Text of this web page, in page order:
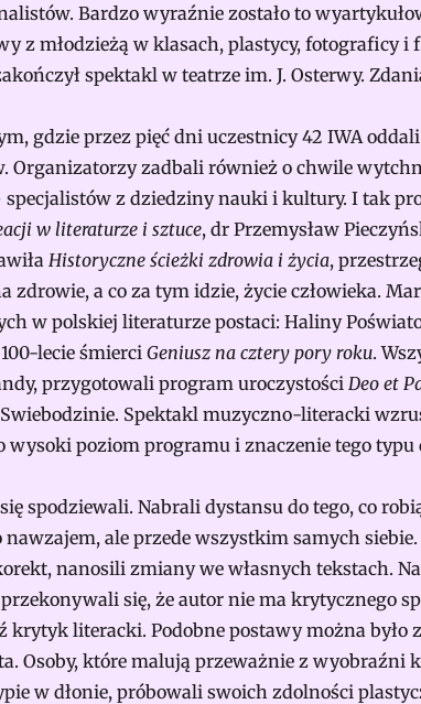
Bardzo wyraźnie zostało to
z młodzieżą w klasach, plastycy, fotograficy
spektakl w teatrze im. J. Osterwy.
gdzie przez pięć dni uczestnicy 42 IWA
zadbali również o chwile
z dziedziny nauki i kultury. I tak
w literaturze i sztuce, dr Przemysław
Historyczne ścieżki zdrowia i życia,
a co za tym idzie, życie człowieka.
w polskiej literaturze postaci: Haliny
lecie śmierci Geniusz na cztery pory roku.
przygotowali program uroczystości Deo et
Spektakl muzyczno-literacki
poziom programu i znaczenie tego typu
spodziewali. Nabrali dystansu do tego, co
ale przede wszystkim samych siebie.
nanosili zmiany we własnych tekstach.
się, że autor nie ma krytycznego
literacki. Podobne postawy można było
Osoby, które malują przeważnie z wyobraźni
w dłonie, próbowali swoich zdolności